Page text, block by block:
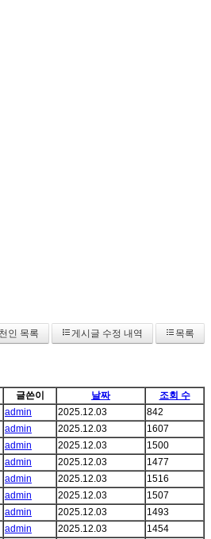
인 목록 게시글 수정 내역 목록
글쓴이 날짜
조회 수
admin 2025.12.03
842
admin 2025.12.03
1607
admin 2025.12.03
1500
admin 2025.12.03
1477
admin 2025.12.03
1516
admin 2025.12.03
1507
admin 2025.12.03
1493
admin 2025.12.03 1454